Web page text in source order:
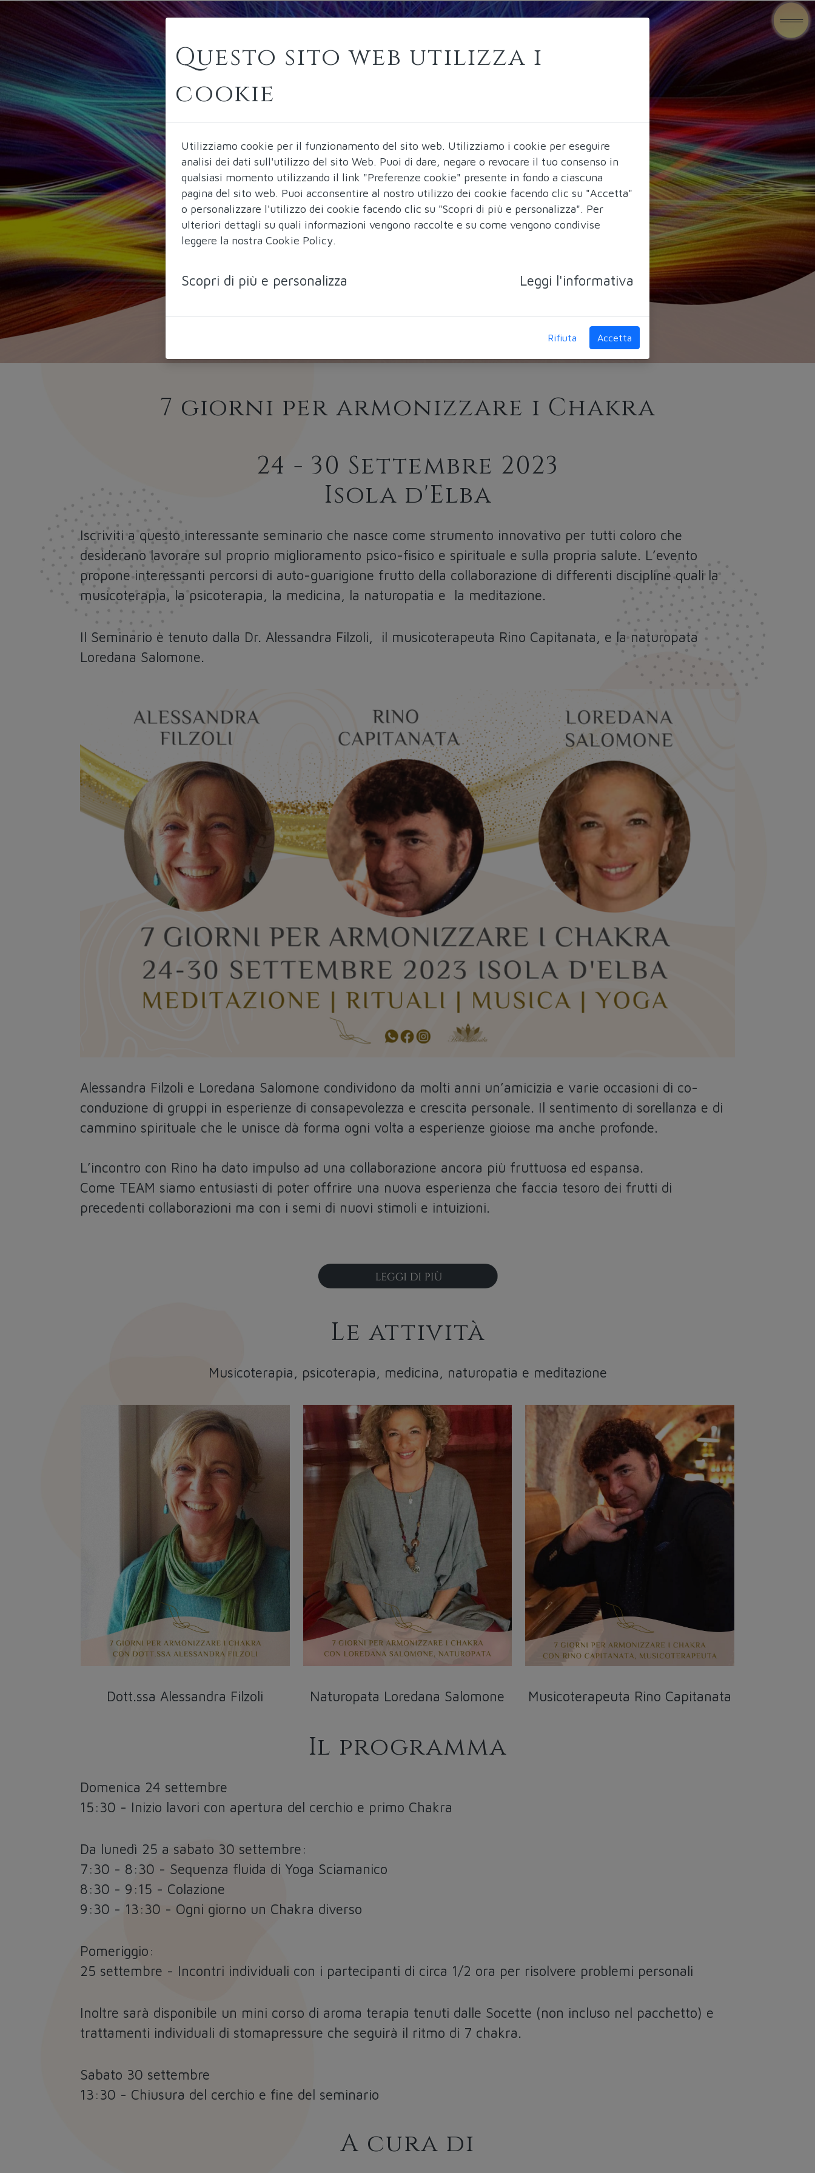
7 giorni per armonizzare i Chakra
24 - 30 Settembre 2023
Isola d'Elba
Iscriviti a questo interessante seminario che nasce come strumento innovativo per tutti coloro che
desiderano lavorare sul proprio miglioramento psico-fisico e spirituale e sulla propria salute. L’evento
propone interessanti percorsi di auto-guarigione frutto della collaborazione di differenti discipline quali la
musicoterapia, la psicoterapia, la medicina, la naturopatia e la meditazione.
Il Seminario è tenuto dalla Dr. Alessandra Filzoli, il musicoterapeuta Rino Capitanata, e la naturopata
Loredana Salomone.
Alessandra Filzoli e Loredana Salomone condividono da molti anni un’amicizia e varie occasioni di co-
conduzione di gruppi in esperienze di consapevolezza e crescita personale. Il sentimento di sorellanza e di
cammino spirituale che le unisce dà forma ogni volta a esperienze gioiose ma anche profonde.
L’incontro con Rino ha dato impulso ad una collaborazione ancora più fruttuosa ed espansa.
Come TEAM siamo entusiasti di poter offrire una nuova esperienza che faccia tesoro dei frutti di
precedenti collaborazioni ma con i semi di nuovi stimoli e intuizioni.
Le attività
Musicoterapia, psicoterapia, medicina, naturopatia e meditazione
Dott.ssa Alessandra Filzoli Naturopata Loredana Salomone Musicoterapeuta Rino Capitanata
Il programma
Domenica 24 settembre
15:30 - Inizio lavori con apertura del cerchio e primo Chakra
Da lunedì 25 a sabato 30 settembre:
7:30 - 8:30 - Sequenza fluida di Yoga Sciamanico
8:30 - 9:15 - Colazione
9:30 - 13:30 - Ogni giorno un Chakra diverso
Pomeriggio:
25 settembre - Incontri individuali con i partecipanti di circa 1/2 ora per risolvere problemi personali
Inoltre sarà disponibile un mini corso di aroma terapia tenuti dalle Socette (non incluso nel pacchetto) e
trattamenti individuali di stomapressure che seguirà il ritmo di 7 chakra.
Sabato 30 settembre
13:30 - Chiusura del cerchio e fine del seminario
A cura di
Questo sito web utilizza i
cookie
Utilizziamo cookie per il funzionamento del sito web. Utilizziamo i cookie per eseguire
analisi dei dati sull'utilizzo del sito Web. Puoi di dare, negare o revocare il tuo consenso in
qualsiasi momento utilizzando il link "Preferenze cookie" presente in fondo a ciascuna
pagina del sito web. Puoi acconsentire al nostro utilizzo dei cookie facendo clic su "Accetta"
o personalizzare l'utilizzo dei cookie facendo clic su "Scopri di più e personalizza". Per
ulteriori dettagli su quali informazioni vengono raccolte e su come vengono condivise
leggere la nostra Cookie Policy.
Scopri di più e personalizza Leggi l'informativa
Rifiuta Accetta